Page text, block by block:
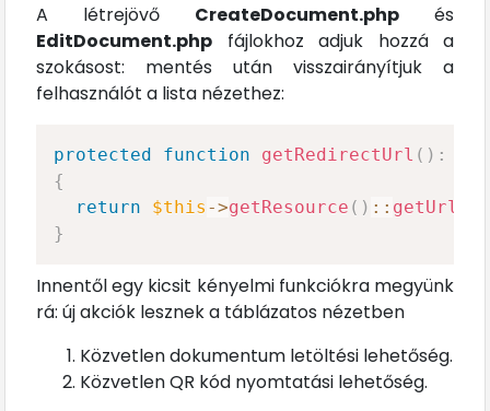
A létrejövő CreateDocument.php és
EditDocument.php fájlokhoz adjuk hozzá a
szokásost: mentés után visszairányítjuk a
felhasználót a lista nézethez:
protected function getRedirectUrl ( ) :
{
return
$this ->getResource ( ) :: getUrl
}
Innentől egy kicsit kényelmi funkciókra megyünk
rá: új akciók lesznek a táblázatos nézetben
Közvetlen dokumentum letöltési lehetőség.
Közvetlen QR kód nyomtatási lehetőség.